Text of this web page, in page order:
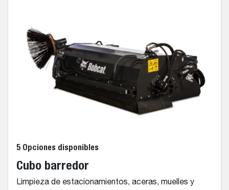
5 Opciones disponibles
Cubo barredor
Limpieza de estacionamientos, aceras, muelles y